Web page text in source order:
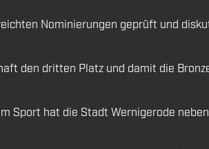
Nominierungen geprüft und
den dritten Platz und damit die
hat die Stadt Wernigerode